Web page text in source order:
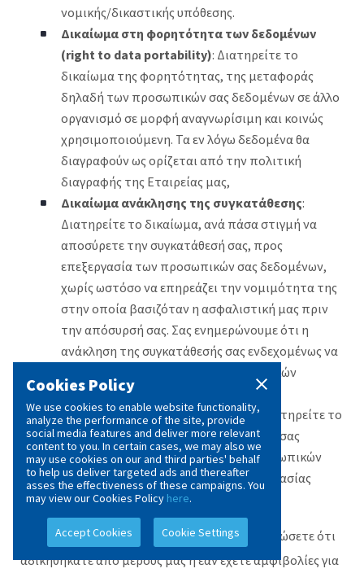
νομικής/δικαστικής υπόθεσης.
Δικαίωμα στη φορητότητα των δεδομένων
(right to data portability): Διατηρείτε το
δικαίωμα της φορητότητας, της μεταφοράς
δηλαδή των προσωπικών σας δεδομένων σε άλλο
οργανισμό σε μορφή αναγνωρίσιμη και κοινώς
χρησιμοποιούμενη. Τα εν λόγω δεδομένα θα
διαγραφούν ως ορίζεται από την πολιτική
διαγραφής της Εταιρείας μας,
Δικαίωμα ανάκλησης της συγκατάθεσης:
Διατηρείτε το δικαίωμα, ανά πάσα στιγμή να
αποσύρετε την συγκατάθεσή σας, προς
επεξεργασία των προσωπικών σας δεδομένων,
χωρίς ωστόσο να επηρεάζει την νομιμότητα της
στην οποία βασιζόταν η ασφαλιστική μας πριν
την απόσυρσή σας. Σας ενημερώνουμε ότι η
ανάκληση της συγκατάθεσής σας ενδεχομένως να
οδηγήσει στον τερματισμό των σχετικών
υπηρεσιών.
Δικαίωμα υποβολής παραπόνου: Διατηρείτε το
δικαίωμα να υποβάλετε το παράπονο σας
σχετικά με την επεξεργασία των προσωπικών
σας δεδομένων στον Επίτροπο Προστασίας
Δεδομένων Προσωπικού Χαρακτήρα.
Εάν κατά την υποβολή του παραπόνου σας νιώσετε ότι
αδικηθήκατε από μέρους μας ή εάν έχετε αμφιβολίες για
Cookies Policy
We use cookies to enable website functionality,
analyze the performance of the site, provide
social media features and deliver more relevant
content to you. In certain cases, we may also we
may use cookies on our and third parties' behalf
to help us deliver targeted ads and thereafter
asses the effectiveness of these campaigns. You
may view our Cookies Policy here.
Accept Cookies Cookie Settings